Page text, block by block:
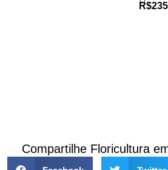
R$
Compartilhe Floricultura